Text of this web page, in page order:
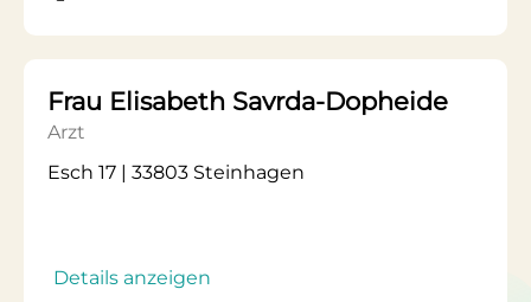
Frau Elisabeth Savrda-Dopheide
Arzt
Esch 17 | 33803 Steinhagen
Details anzeigen